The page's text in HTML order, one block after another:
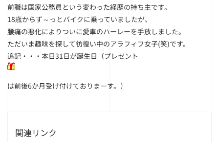
前職は国家公務員という変わった経歴の持ち主です。
18歳からず～っとバイクに乗っていましたが、
腰痛の悪化によりついに愛車のハーレーを手放しました。
ただいま趣味を探して彷徨い中のアラフィフ女子(笑)です。
追記・・・本日31日が誕生日（プレゼント
は前後6か月受け付けておりまーす。）
関連リンク